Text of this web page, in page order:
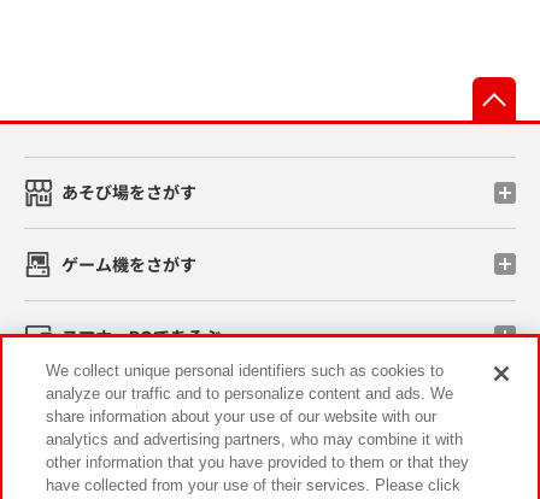
あそび場をさがす
ゲーム機をさがす
スマホ・PCであそぶ
イベント・キャンペーン
We collect unique personal identifiers such as cookies to
analyze our traffic and to personalize content and ads. We
share information about your use of our website with our
analytics and advertising partners, who may combine it with
other information that you have provided to them or that they
have collected from your use of their services. Please click